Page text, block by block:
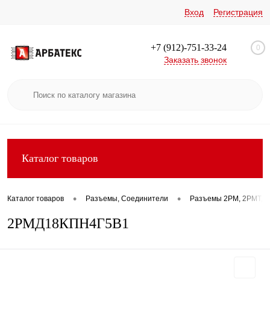
Вход Регистрация
+7 (912)-751-33-24
Заказать звонок
0
Каталог товаров
Каталог товаров • Разъемы, Соединители • Разъемы 2РМ, 2РМТ,
2РМД18КПН4Г5В1